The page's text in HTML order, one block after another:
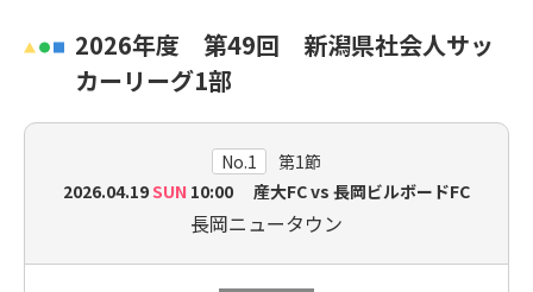
2026年度 第49回 新潟県社会人サッ
カーリーグ1部
No.1
第1節
2026.04.19SUN 10:00 産大FC vs 長岡ビルボードFC
長岡ニュータウン